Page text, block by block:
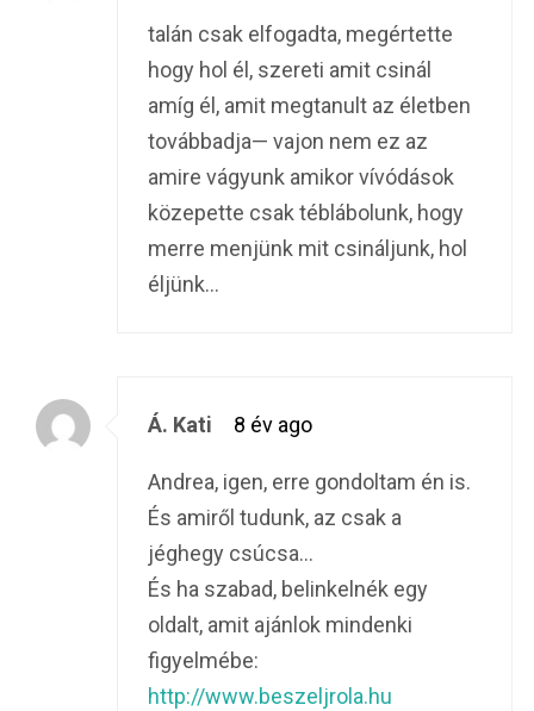
talán csak elfogadta, megértette
hogy hol él, szereti amit csinál
amíg él, amit megtanult az életben
továbbadja— vajon nem ez az
amire vágyunk amikor vívódások
közepette csak téblábolunk, hogy
merre menjünk mit csináljunk, hol
éljünk…
Á. Kati 8 év ago
Andrea, igen, erre gondoltam én is.
És amiről tudunk, az csak a
jéghegy csúcsa…
És ha szabad, belinkelnék egy
oldalt, amit ajánlok mindenki
figyelmébe:
http://www.beszeljrola.hu